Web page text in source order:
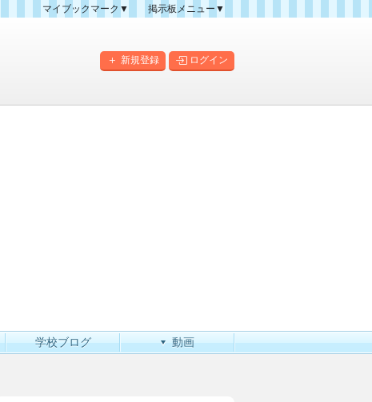
マイブックマーク▼
掲示板メニュー▼
掲示板マップ
新規登録 ログイン
学校ブログ 動画